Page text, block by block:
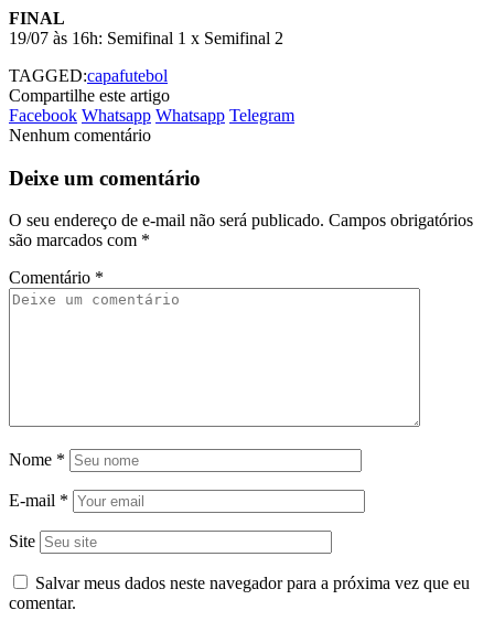
FINAL
19/07 às 16h: Semifinal 1 x Semifinal 2
TAGGED:capafutebol
Compartilhe este artigo
Facebook Whatsapp Whatsapp Telegram
Nenhum comentário
Deixe um comentário
O seu endereço de e-mail não será publicado. Campos obrigatórios
são marcados com *
Comentário *
Nome *
E-mail *
Site
Salvar meus dados neste navegador para a próxima vez que eu
comentar.